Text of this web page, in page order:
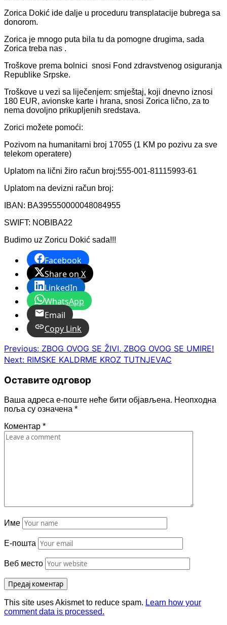
Zorica Dokić ide dalje u proceduru transplatacije bubrega sa
donorom.
Zorica je mnogo puta bila tu da pomogne drugima, sada
Zorica treba nas .
Troškove prema bolnici snosi Fond zdravstvenog osiguranja
Republike Srpske.
Troškove u vezi sa liječenjem: smještaj, koji dnevno iznosi
180 EUR, avionske karte i hrana, snosi Zorica lično, za to
nema dovoljno prikupljenih sredstava.
Zorici možete pomoći:
Pozivom na humanitarni broj 17055 (1 KM po pozivu za sve
telekom operatere)
Uplatom na lični žiro račun broj:555-001-81115993-61
Uplatom na devizni račun broj:
IBAN: BA395550000048084955
SWIFT: NOBIBA22
Budimo uz Zoricu Dokić sada!!!
Facebook
Share on X
LinkedIn
WhatsApp
Email
Copy Link
Post
navigation
Previous: ZBOG OVOG SE ŽIVI, ZBOG OVOG SE UMIRE!
Next: RIMSKE KALDRME KROZ TUTNJEVAC
Оставите одговор
Ваша адреса е-поште неће бити објављена. Неопходна
поља су означена *
Коментар *
Име
Е-пошта
Веб место
This site uses Akismet to reduce spam. Learn how your
comment data is processed.